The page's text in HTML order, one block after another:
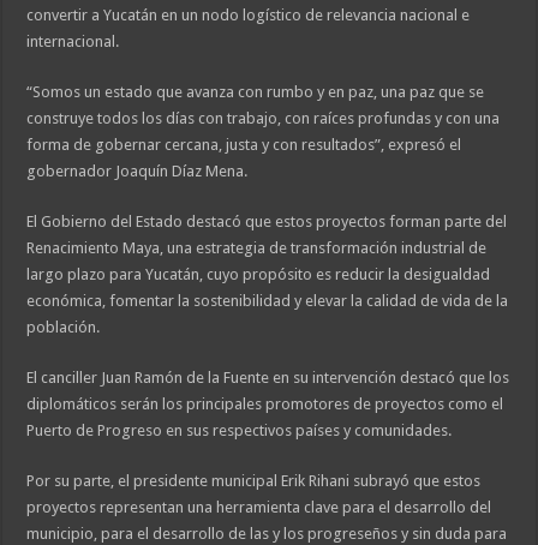
convertir a Yucatán en un nodo logístico de relevancia nacional e
internacional.
“Somos un estado que avanza con rumbo y en paz, una paz que se
construye todos los días con trabajo, con raíces profundas y con una
forma de gobernar cercana, justa y con resultados”, expresó el
gobernador Joaquín Díaz Mena.
El Gobierno del Estado destacó que estos proyectos forman parte del
Renacimiento Maya, una estrategia de transformación industrial de
largo plazo para Yucatán, cuyo propósito es reducir la desigualdad
económica, fomentar la sostenibilidad y elevar la calidad de vida de la
población.
El canciller Juan Ramón de la Fuente en su intervención destacó que los
diplomáticos serán los principales promotores de proyectos como el
Puerto de Progreso en sus respectivos países y comunidades.
Por su parte, el presidente municipal Erik Rihani subrayó que estos
proyectos representan una herramienta clave para el desarrollo del
municipio, para el desarrollo de las y los progreseños y sin duda para